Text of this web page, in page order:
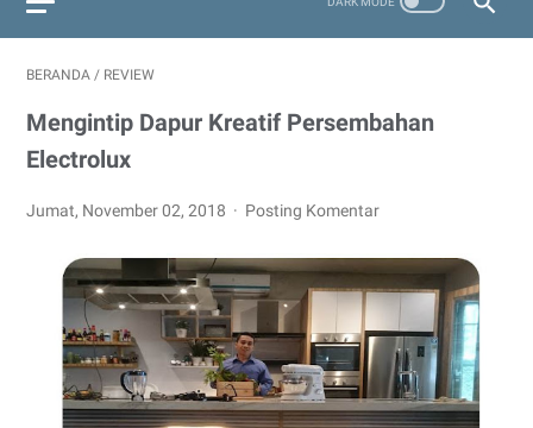
BERANDA / REVIEW
Mengintip Dapur Kreatif Persembahan
Electrolux
Jumat, November 02, 2018 Posting Komentar